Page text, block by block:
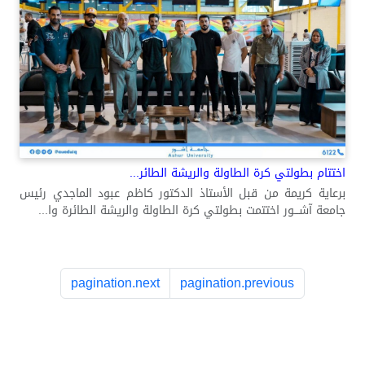
اختتام بطولتي كرة الطاولة والريشة الطائر...
برعاية كريمة من قبل الأستاذ الدكتور كاظم عبود الماجدي رئيس
جامعة آشـــور اختتمت بطولتي كرة الطاولة والريشة الطائرة وا...
pagination.previous
pagination.next